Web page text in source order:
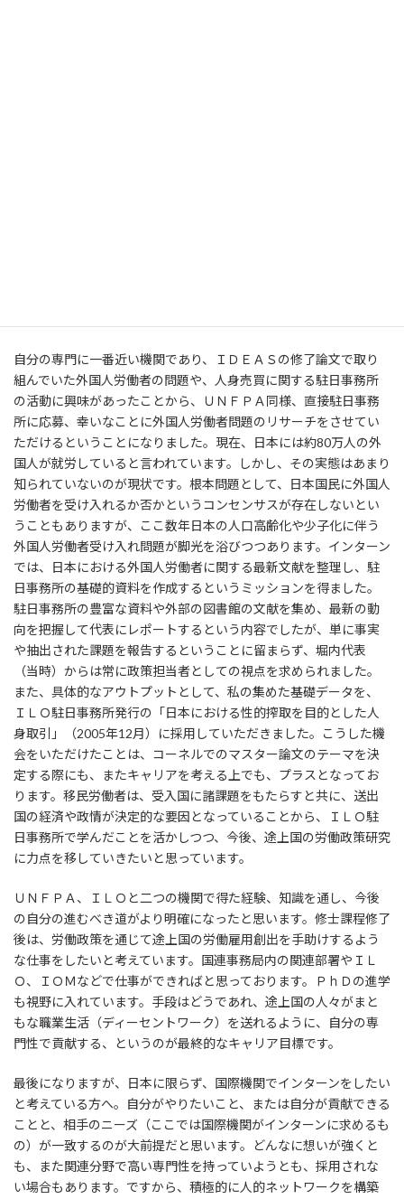
自分の専門に一番近い機関であり、ＩＤＥＡＳの修了論文で取り
組んでいた外国人労働者の問題や、人身売買に関する駐日事務所
の活動に興味があったことから、ＵＮＦＰＡ同様、直接駐日事務
所に応募、幸いなことに外国人労働者問題のリサーチをさせてい
ただけるということになりました。現在、日本には約80万人の外
国人が就労していると言われています。しかし、その実態はあまり
知られていないのが現状です。根本問題として、日本国民に外国人
労働者を受け入れるか否かというコンセンサスが存在しないとい
うこともありますが、ここ数年日本の人口高齢化や少子化に伴う
外国人労働者受け入れ問題が脚光を浴びつつあります。インターン
では、日本における外国人労働者に関する最新文献を整理し、駐
日事務所の基礎的資料を作成するというミッションを得ました。
駐日事務所の豊富な資料や外部の図書館の文献を集め、最新の動
向を把握して代表にレポートするという内容でしたが、単に事実
や抽出された課題を報告するということに留まらず、堀内代表
（当時）からは常に政策担当者としての視点を求められました。
また、具体的なアウトプットとして、私の集めた基礎データを、
ＩＬＯ駐日事務所発行の「日本における性的搾取を目的とした人
身取引」（2005年12月）に採用していただきました。こうした機
会をいただけたことは、コーネルでのマスター論文のテーマを決
定する際にも、またキャリアを考える上でも、プラスとなってお
ります。移民労働者は、受入国に諸課題をもたらすと共に、送出
国の経済や政情が決定的な要因となっていることから、ＩＬＯ駐
日事務所で学んだことを活かしつつ、今後、途上国の労働政策研究
に力点を移していきたいと思っています。
ＵＮＦＰＡ、ＩＬＯと二つの機関で得た経験、知識を通し、今後
の自分の進むべき道がより明確になったと思います。修士課程修了
後は、労働政策を通じて途上国の労働雇用創出を手助けするよう
な仕事をしたいと考えています。国連事務局内の関連部署やＩＬ
Ｏ、ＩＯＭなどで仕事ができればと思っております。ＰｈＤの進学
も視野に入れています。手段はどうであれ、途上国の人々がまと
もな職業生活（ディーセントワーク）を送れるように、自分の専
門性で貢献する、というのが最終的なキャリア目標です。
最後になりますが、日本に限らず、国際機関でインターンをしたい
と考えている方へ。自分がやりたいこと、または自分が貢献できる
ことと、相手のニーズ（ここでは国際機関がインターンに求めるも
の）が一致するのが大前提だと思います。どんなに想いが強くと
も、また関連分野で高い専門性を持っていようとも、採用されな
い場合もあります。ですから、積極的に人的ネットワークを構築